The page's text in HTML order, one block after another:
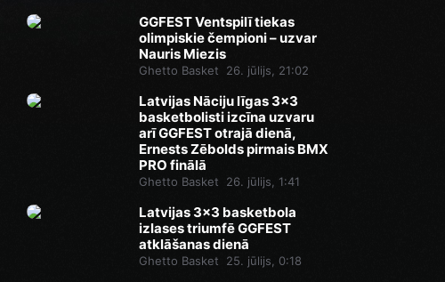
GGFEST Ventspilī tiekas
olimpiskie čempioni – uzvar
Nauris Miezis
Ghetto Basket 26. jūlijs, 21:02
Latvijas Nāciju līgas 3x3
basketbolisti izcīna uzvaru
arī GGFEST otrajā dienā,
Ernests Zēbolds pirmais BMX
PRO finālā
Ghetto Basket 26. jūlijs, 1:41
Latvijas 3x3 basketbola
izlases triumfē GGFEST
atklāšanas dienā
Ghetto Basket 25. jūlijs, 0:18